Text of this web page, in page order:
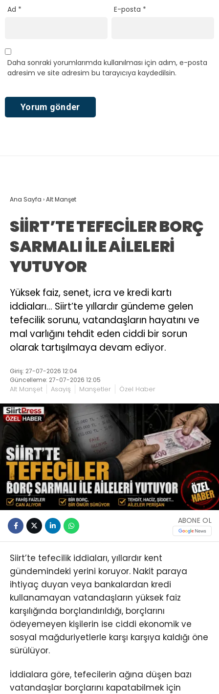
Ad * E-posta *
Daha sonraki yorumlarımda kullanılması için adım, e-posta
adresim ve site adresim bu tarayıcıya kaydedilsin.
Ana Sayfa ›Alt Manşet
SİİRT’TE TEFECİLER BORÇ
SARMALI İLE AİLELERİ
YUTUYOR
Yüksek faiz, senet, icra ve kredi kartı
iddiaları… Siirt’te yıllardır gündeme gelen
tefecilik sorunu, vatandaşların hayatını ve
mal varlığını tehdit eden ciddi bir sorun
olarak tartışılmaya devam ediyor.
Giriş: 27-07-2026 12:04
Güncelleme: 27-07-2026 12:05
Alt Manşet Asayiş Manşetler Özel Haber
ABONE OL
Siirt’te tefecilik iddiaları, yıllardır kent
gündemindeki yerini koruyor. Nakit paraya
ihtiyaç duyan veya bankalardan kredi
kullanamayan vatandaşların yüksek faiz
karşılığında borçlandırıldığı, borçlarını
ödeyemeyen kişilerin ise ciddi ekonomik ve
sosyal mağduriyetlerle karşı karşıya kaldığı öne
sürülüyor.
İddialara göre, tefecilerin ağına düşen bazı
vatandaşlar borçlarını kapatabilmek için